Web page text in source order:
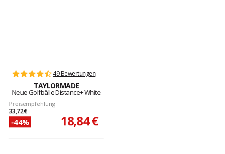
49 Bewertungen
TAYLORMADE
Neue Golfbälle Distance+ White
Preisempfehlung
33,72 €
-44% 18,84 €